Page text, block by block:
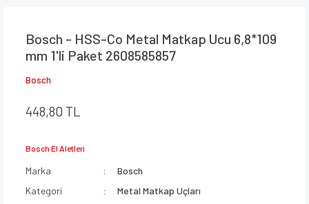
Bosch - HSS-Co Metal Matkap Ucu 6,8*109
mm 1'li Paket 2608585857
Bosch
448,80 TL
Bosch El Aletleri
Marka
Bosch
Kategori
Metal Matkap Uçları